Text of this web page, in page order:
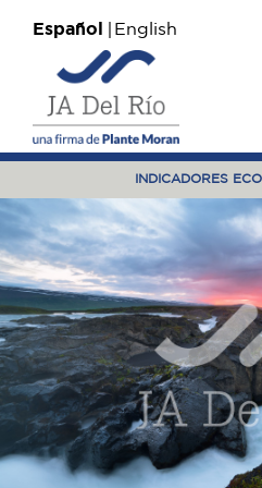
Español English
INDICADORES